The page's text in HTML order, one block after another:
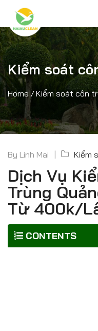
Kiểm soát
Home/Kiểm soát côn
By Linh Mai Kiểm
Dịch Vụ
Trùng
Từ 400k/
CONTENTS